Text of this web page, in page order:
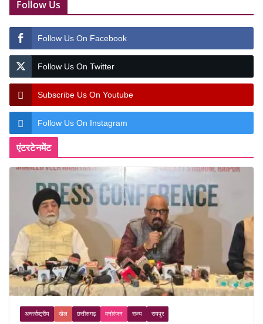
Follow Us
Follow Us On Facebook
Follow Us On Twitter
Subscribe Us On Youtube
Follow Us On Instagram
एंटरटेनमेंट
अन्तर्राष्ट्रीय खेल छत्तीसगढ़ मनोरंजन राज्य रायपुर